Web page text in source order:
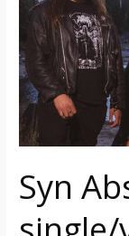
Syn
single/vidéo
«
Dreamers
of
Time
»